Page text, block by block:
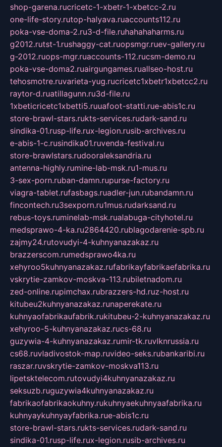
shop-garena.rucricetc-1-xbetr-1-xbetcc-2.ru
one-life-story.rutop-halyava.ruaccounts112.ru
poka-vse-doma-2.ru3-d-file.ruhahahaharms.ru
g2012.rutst-1.rushaggy-cat.ruopsmgr.ruev-gallery.ru
g-2012.ruops-mgr.ruaccounts-112.rucsm-demo.ru
poka-vse-doma2.ruairgungames.ruallseo-host.ru
tehosmotre.ruvarieta-yug.rucricetc1xbetr1xbetcc2.ru
raytor-d.ruatillagunn.ru3d-file.ru
1xbeticricetc1xbetti5.ruuafoot-statti.rue-abis1c.ru
store-brawl-stars.rukts-services.rudark-sand.ru
sindika-01.rusp-life.rux-legion.rusib-archives.ru
e-abis-1-c.rusindika01.ruvenda-festival.ru
store-brawlstars.rudooraleksandria.ru
antenna-highly.rumine-lab-msk.ru1-mus.ru
3-sex-porn.ruban-damn.rupurse-factory.ru
viagra-tablet.rufasbags.ruadler-jun.rubandamn.ru
fincontech.ru3sexporn.ru1mus.rudarksand.ru
rebus-toys.ruminelab-msk.rualabuga-cityhotel.ru
medsprawo-4-ka.ru2864420.rublagodarenie-spb.ru
zajmy24.rutovudyi-4-kuhnyanazakaz.ru
brazzerscom.rumedsprawo4ka.ru
xehyroo5kuhnyanazakaz.rufabrikayfabrikaefabrika.ru
vskrytie-zamkov-moskva-113.rubiletnadom.ru
zed-online.rupimchax.rubrazzers-hd.ruz-host.ru
kitubeu2kuhnyanazakaz.runaperekate.ru
kuhnyaofabrikaufabrik.rukitubeu-2-kuhnyanazakaz.ru
xehyroo-5-kuhnyanazakaz.rucs-68.ru
guzywia-4-kuhnyanazakaz.rumir-tk.ruvlknrussia.ru
cs68.ruvladivostok-map.ruvideo-seks.rubankaribi.ru
raszar.ruvskrytie-zamkov-moskva113.ru
lipetsktelecom.rutovudyi4kuhnyanazakaz.ru
seksuzb.ruguzywia4kuhnyanazakaz.ru
fabrikaofabrikaokuhny.rukuhnyaekuhnyaafabrika.ru
kuhnyaykuhnyayfabrika.rue-abis1c.ru
store-brawl-stars.rukts-services.rudark-sand.ru
sindika-01.rusp-life.rux-legion.rusib-archives.ru